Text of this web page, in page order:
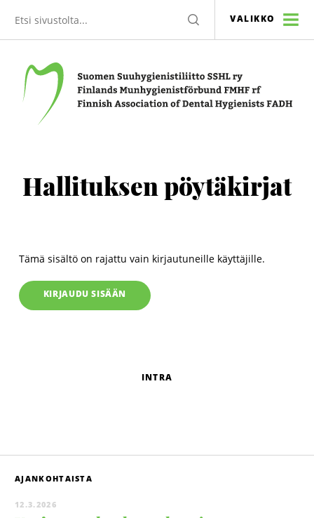
sivustolta
HAE VALIKKO
INTRA
Hallituksen pöytäkirjat
Tämä sisältö on rajattu vain kirjautuneille käyttäjille.
KIRJAUDU SISÄÄN
AJANKOHTAISTA
12.3.2026